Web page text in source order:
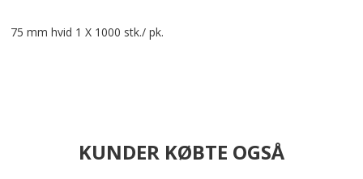
75 mm hvid 1 X 1000 stk./ pk.
KUNDER KØBTE OGSÅ